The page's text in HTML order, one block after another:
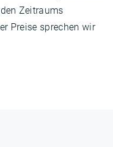
Zeitraums
Preise sprechen wir